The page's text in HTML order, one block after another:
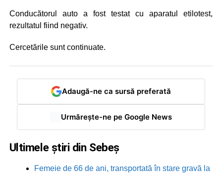
Conducătorul auto a fost testat cu aparatul etilotest,
rezultatul fiind negativ.
Cercetările sunt continuate.
Adaugă-ne ca sursă preferată
Urmărește-ne pe Google News
Ultimele știri din Sebeș
Femeie de 66 de ani, transportată în stare gravă la